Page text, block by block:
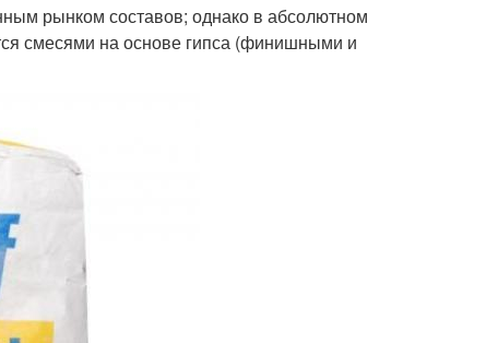
рынком составов; однако в абсолютном
смесями на основе гипса (финишными и